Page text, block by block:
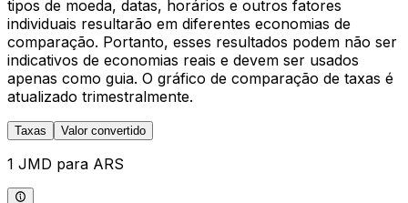
tipos de moeda, datas, horários e outros fatores
individuais resultarão em diferentes economias de
comparação. Portanto, esses resultados podem não ser
indicativos de economias reais e devem ser usados
apenas como guia. O gráfico de comparação de taxas é
atualizado trimestralmente.
Taxas Valor convertido
1 JMD para ARS